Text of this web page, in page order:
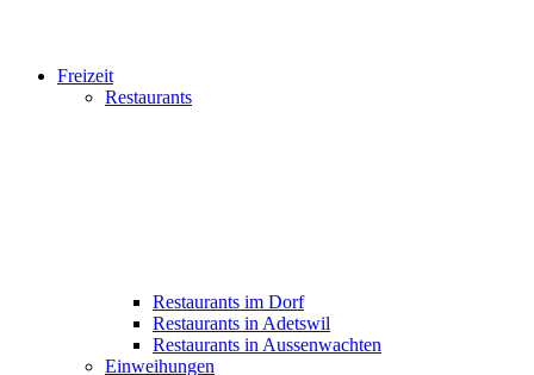
Freizeit
Restaurants
Restaurants im Dorf
Restaurants in Adetswil
Restaurants in Aussenwachten
Einweihungen